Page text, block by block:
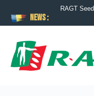
News :
RAGT